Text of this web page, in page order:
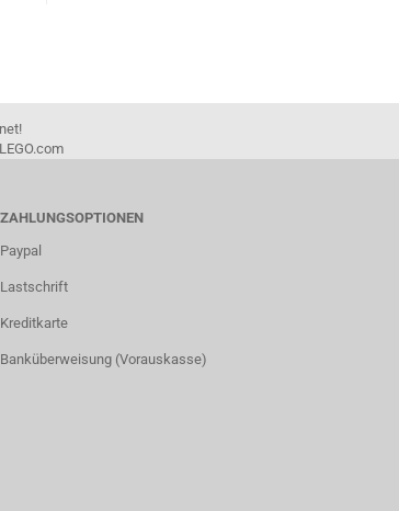
ZAHLUNGSOPTIONEN
Paypal
Lastschrift
Kreditkarte
Banküberweisung (Vorauskasse)